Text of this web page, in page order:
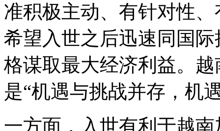
准积极主动、有针对性
希望入世之后迅速同国
格谋取最大经济利益。
是“机遇与挑战并存，机
一方面，入世有利于越